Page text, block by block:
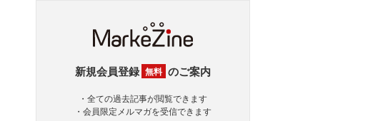
新規会員登録 無料 のご案内
・全ての過去記事が閲覧できます
・会員限定メルマガを受信できます